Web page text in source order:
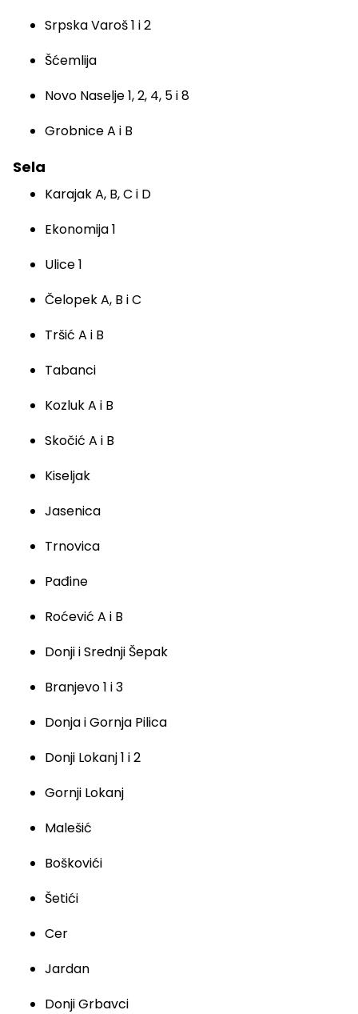
Srpska Varoš 1 i 2
Šćemlija
Novo Naselje 1, 2, 4, 5 i 8
Grobnice A i B
Sela
Karajak A, B, C i D
Ekonomija 1
Ulice 1
Čelopek A, B i C
Tršić A i B
Tabanci
Kozluk A i B
Skočić A i B
Kiseljak
Jasenica
Trnovica
Pađine
Roćević A i B
Donji i Srednji Šepak
Branjevo 1 i 3
Donja i Gornja Pilica
Donji Lokanj 1 i 2
Gornji Lokanj
Malešić
Boškovići
Šetići
Cer
Jardan
Donji Grbavci